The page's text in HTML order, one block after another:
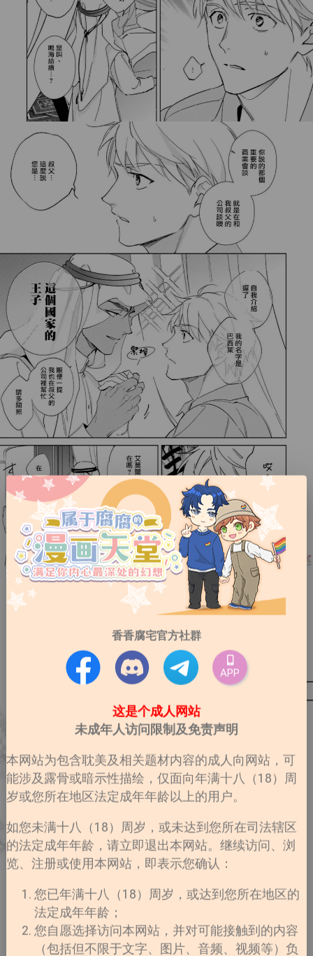
香香腐宅官方社群
APP
这是个成人网站
未成年人访问限制及免责声明
本网站为包含耽美及相关题材内容的成人向网站，可
能涉及露骨或暗示性描绘，仅面向年满十八（18）周
岁或您所在地区法定成年年龄以上的用户。
如您未满十八（18）周岁，或未达到您所在司法辖区
的法定成年年龄，请立即退出本网站。继续访问、浏
览、注册或使用本网站，即表示您确认：
您已年满十八（18）周岁，或达到您所在地区的
法定成年年龄；
您自愿选择访问本网站，并对可能接触到的内容
（包括但不限于文字、图片、音频、视频等）负